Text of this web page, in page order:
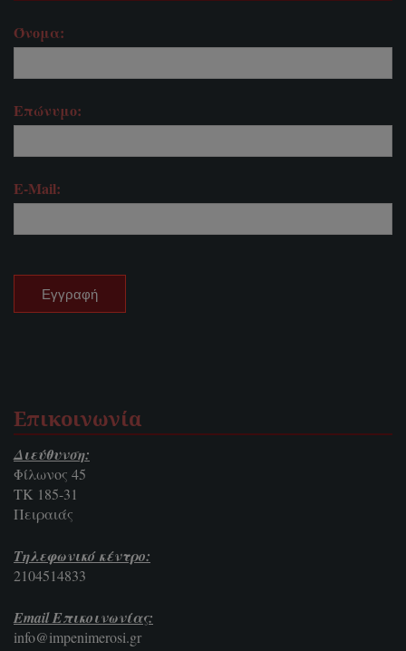
Όνομα:
Επώνυμο:
E-Mail:
Επικοινωνία
Διεύθυνση:
Φίλωνος 45
ΤΚ 185-31
Πειραιάς
Τηλεφωνικό κέντρο:
2104514833
Email Επικοινωνίας:
info@impenimerosi.gr